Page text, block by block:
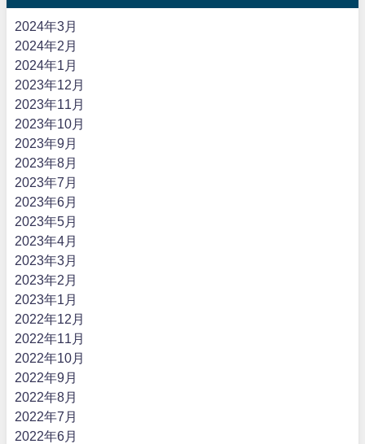
2024年3月
2024年2月
2024年1月
2023年12月
2023年11月
2023年10月
2023年9月
2023年8月
2023年7月
2023年6月
2023年5月
2023年4月
2023年3月
2023年2月
2023年1月
2022年12月
2022年11月
2022年10月
2022年9月
2022年8月
2022年7月
2022年6月